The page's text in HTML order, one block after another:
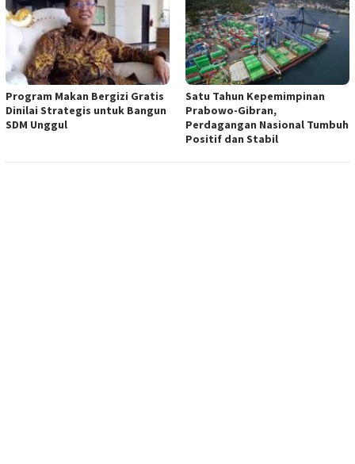
Program Makan Bergizi Gratis
Dinilai Strategis untuk Bangun
SDM Unggul
Satu Tahun Kepemimpinan
Prabowo-Gibran,
Perdagangan Nasional Tumbuh
Positif dan Stabil